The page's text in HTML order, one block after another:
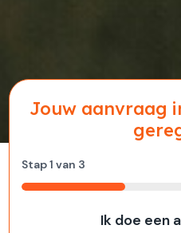
Jouw aanvraag
Stap1 van 3
33%
Ik doe een